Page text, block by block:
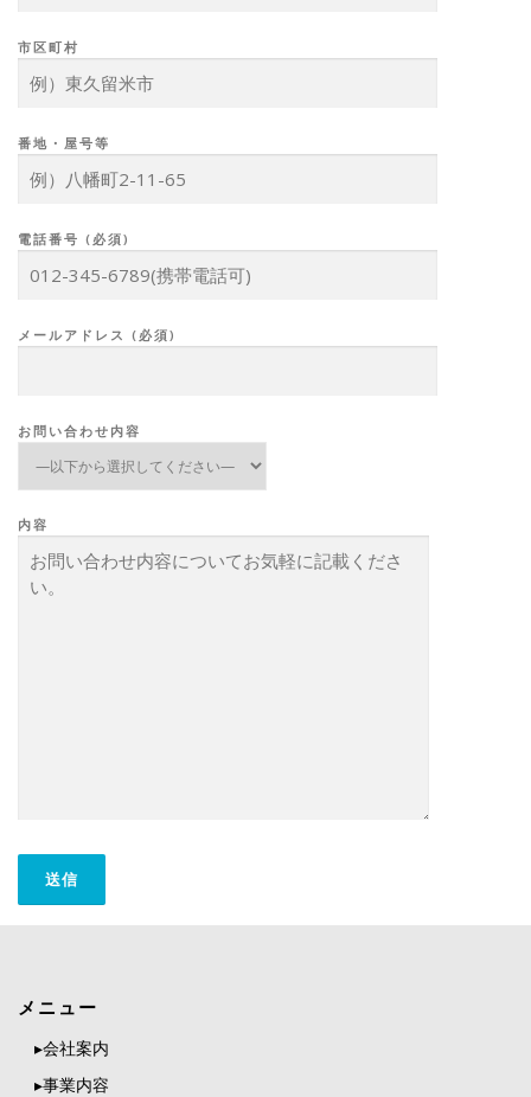
市区町村
番地・屋号等
電話番号 (必須)
メールアドレス (必須)
お問い合わせ内容
内容
メニュー
▸会社案内
▸事業内容